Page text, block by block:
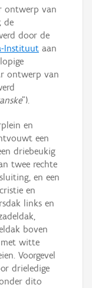
ontwerp van
de
door de
Instituut aan
ontwerp van
").
en
een
driebeukig
twee rechte
en een
en
links en
boven
met witte
Voorgevel
drieledige
dito